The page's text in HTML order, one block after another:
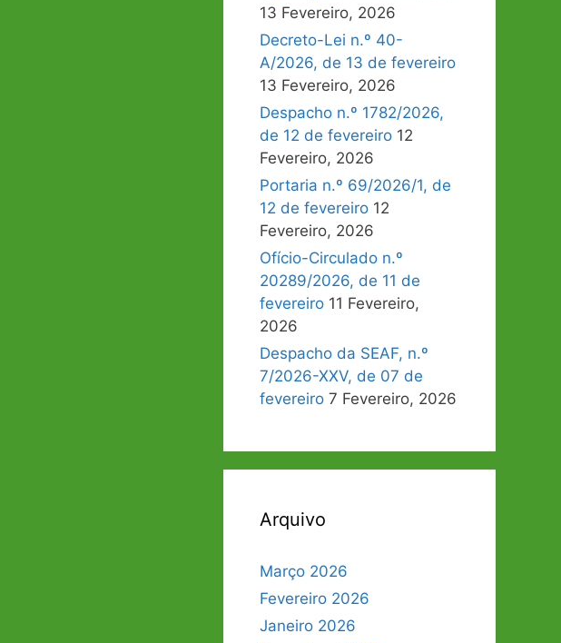
13 Fevereiro, 2026
Decreto-Lei n.º 40-
A/2026, de 13 de fevereiro
13 Fevereiro, 2026
Despacho n.º 1782/2026,
de 12 de fevereiro 12
Fevereiro, 2026
Portaria n.º 69/2026/1, de
12 de fevereiro 12
Fevereiro, 2026
Ofício-Circulado n.º
20289/2026, de 11 de
fevereiro 11 Fevereiro,
2026
Despacho da SEAF, n.º
7/2026-XXV, de 07 de
fevereiro 7 Fevereiro, 2026
Arquivo
Março 2026
Fevereiro 2026
Janeiro 2026